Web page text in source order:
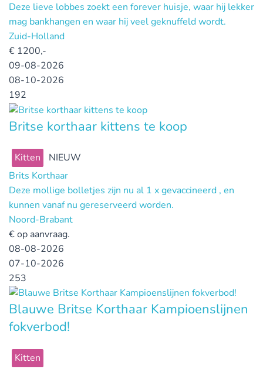
Deze lieve lobbes zoekt een forever huisje, waar hij lekker
mag bankhangen en waar hij veel geknuffeld wordt.
Zuid-Holland
€ 1200,-
09-08-2026
08-10-2026
192
Britse korthaar kittens te koop
Kitten
NIEUW
Brits Korthaar
Deze mollige bolletjes zijn nu al 1 x gevaccineerd , en
kunnen vanaf nu gereserveerd worden.
Noord-Brabant
€op aanvraag.
08-08-2026
07-10-2026
253
Blauwe Britse Korthaar Kampioenslijnen
fokverbod!
Kitten